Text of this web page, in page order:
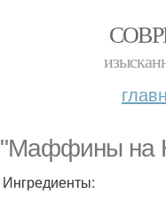
"Маффины на
Ингредиенты: